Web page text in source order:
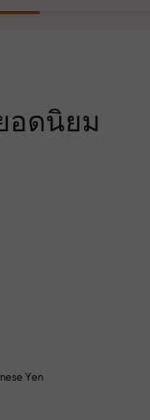
ประกันกำไรเพิ่มสามเท่า
เทรดอย่างมั่นใจ — เงิน
ม่ใช่การพิมพ์ผิด ยิ่งฝากมา
ทุกกา
เทรด
ตขอ
$333 — เลือกข
บไร้
กำไร
อดนิยม
Yen
ำหรับเทรดเดอร์